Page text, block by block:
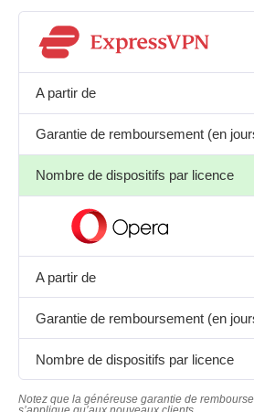
A partir de
Garantie de remboursement (en
Nombre de dispositifs par licence
A partir de
Garantie de remboursement (en
Nombre de dispositifs par licence
Notez que la généreuse garantie de